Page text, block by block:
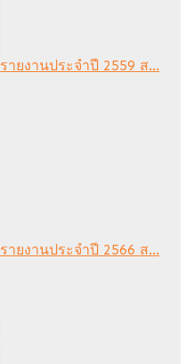
รายงานประจำปี 2559 ส...
รายงานประจำปี 2566 ส...